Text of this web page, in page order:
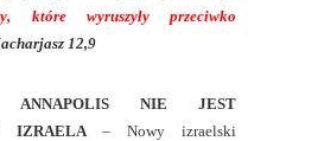
które wyruszyły przeciwko
12,9
ANNAPOLIS NIE JEST
IZRAELA – Nowy izraelski